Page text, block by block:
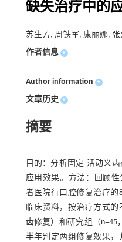
缺失治疗中的
苏生芳, 周铁军, 康丽娜, 张
作者信息 +
Author information +
文章历史 +
摘要
目的：分析固定-活动义
应用效果。方法：回顾性
者医院行口腔修复治疗的
临床资料，按治疗方式的
齿修复）和研究组（
半年判定两组修复效果